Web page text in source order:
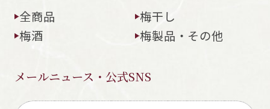
全商品
梅干し
梅酒
梅製品・その他
メールニュース・公式SNS